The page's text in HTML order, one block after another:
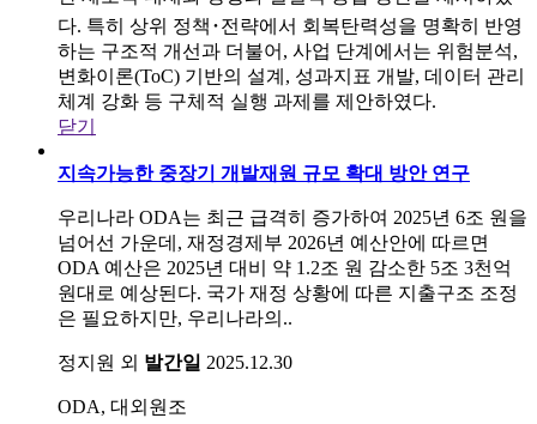
다. 특히 상위 정책･전략에서 회복탄력성을 명확히 반영
하는 구조적 개선과 더불어, 사업 단계에서는 위험분석,
변화이론(ToC) 기반의 설계, 성과지표 개발, 데이터 관리
체계 강화 등 구체적 실행 과제를 제안하였다.
닫기
지속가능한 중장기 개발재원 규모 확대 방안 연구
우리나라 ODA는 최근 급격히 증가하여 2025년 6조 원을
넘어선 가운데, 재정경제부 2026년 예산안에 따르면
ODA 예산은 2025년 대비 약 1.2조 원 감소한 5조 3천억
원대로 예상된다. 국가 재정 상황에 따른 지출구조 조정
은 필요하지만, 우리나라의..
정지원 외 발간일 2025.12.30
ODA, 대외원조